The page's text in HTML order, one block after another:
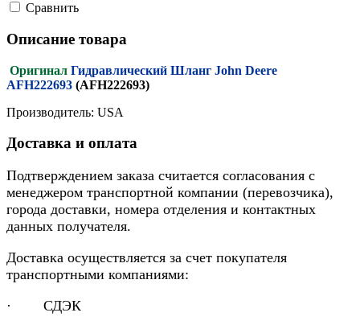
Cравнить
Описание товара
Оригинал Гидравлический Шланг John Deere
AFH222693 (AFH222693)
Производитель: USA
Доставка и оплата
Подтверждением заказа считается согласования с
менеджером транспортной компании (перевозчика),
города доставки, номера отделения и контактных
данных получателя.
Доставка осуществляется за счет покупателя
транспортными компаниями:
· СДЭК